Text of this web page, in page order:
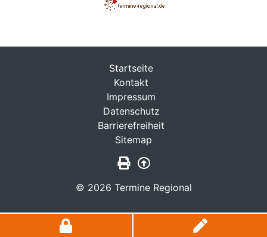
© 2026 Termine Regional
Startseite
Kontakt
Impressum
Datenschutz
Barrierefreiheit
Sitemap
Seite drucken
Zurück nach oben